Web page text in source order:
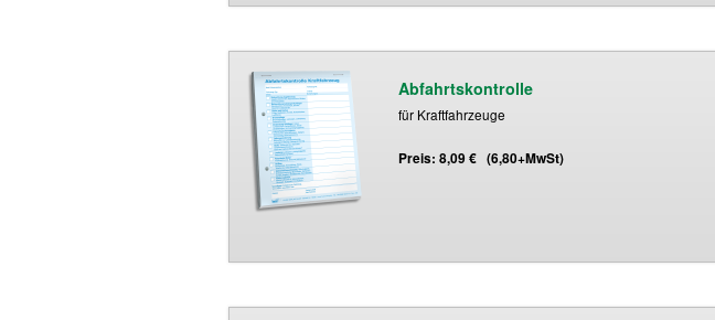
Abfahrtskontrolle
für Kraftfahrzeuge
Preis: 8,09 € (6,80+MwSt)